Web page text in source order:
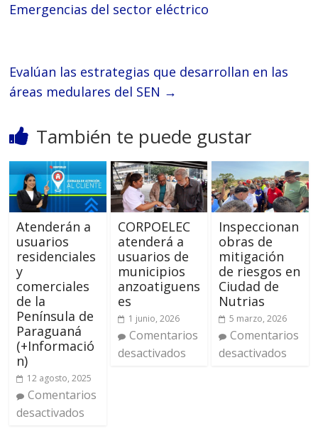
Emergencias del sector eléctrico
Evalúan las estrategias que desarrollan en las
áreas medulares del SEN →
También te puede gustar
Atenderán a
usuarios
residenciales
y
comerciales
de la
Península de
Paraguaná
(+Informació
n)
12 agosto, 2025
Comentarios
desactivados
CORPOELEC
atenderá a
usuarios de
municipios
anzoatiguens
es
1 junio, 2026
Comentarios
desactivados
Inspeccionan
obras de
mitigación
de riesgos en
Ciudad de
Nutrias
5 marzo, 2026
Comentarios
desactivados